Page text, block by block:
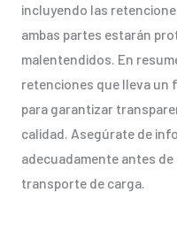
incluyendo las
ambas partes estarán
malentendidos. En
retenciones que lleva un
para garantizar
calidad. Asegúrate de
adecuadamente antes
transporte de carga.